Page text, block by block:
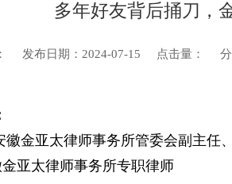
多年好友背后捅刀，
发布日期：2024-07-15 点击量：
亚太律师事务所管委会副主任
亚太律师事务所专职律师